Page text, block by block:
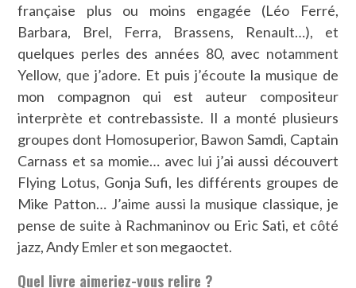
française plus ou moins engagée (Léo Ferré,
Barbara, Brel, Ferra, Brassens, Renault…), et
quelques perles des années 80, avec notamment
Yellow, que j’adore. Et puis j’écoute la musique de
mon compagnon qui est auteur compositeur
interprète et contrebassiste. Il a monté plusieurs
groupes dont Homosuperior, Bawon Samdi, Captain
Carnass et sa momie… avec lui j’ai aussi découvert
Flying Lotus, Gonja Sufi, les différents groupes de
Mike Patton… J’aime aussi la musique classique, je
pense de suite à Rachmaninov ou Eric Sati, et côté
jazz, Andy Emler et son megaoctet.
Quel livre aimeriez-vous relire ?